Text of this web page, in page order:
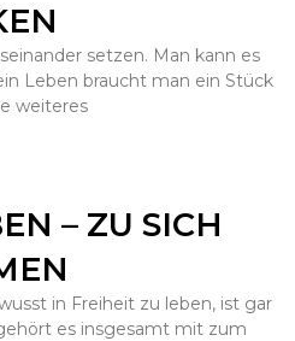
setzen. Man kann es
Leben braucht man ein Stück
weiteres
– ZU SICH
in Freiheit zu leben, ist gar
es insgesamt mit zum